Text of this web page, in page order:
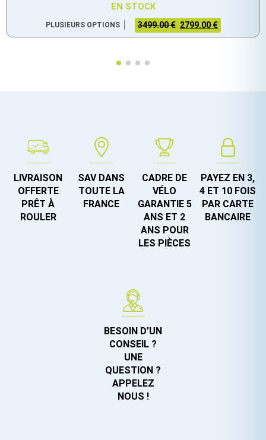
EN STOCK
PLUSIEURS OPTIONS 3499.00 € 2799.00 €
LIVRAISON
OFFERTE
PRÊT À
ROULER
SAV DANS
TOUTE LA
FRANCE
CADRE DE
VÉLO
GARANTIE 5
ANS ET 2
ANS POUR
LES PIÈCES
PAYEZ EN 3,
4 ET 10 FOIS
PAR CARTE
BANCAIRE
BESOIN D’UN
CONSEIL ?
UNE
QUESTION ?
APPELEZ
NOUS !